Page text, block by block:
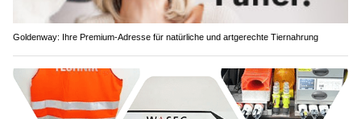
Goldenway: Ihre Premium-Adresse für natürliche und artgerechte Tiernahrung